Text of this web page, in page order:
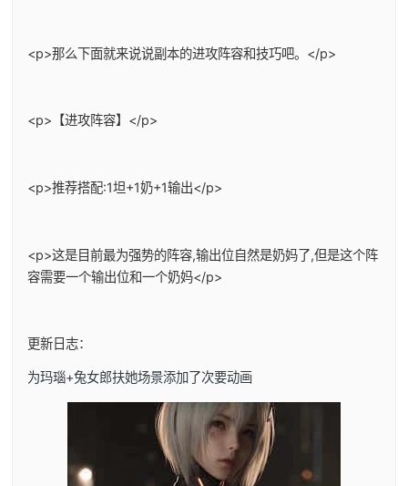
<p>那么下面就来说说副本的进攻阵容和技巧吧。</p>
<p>【进攻阵容】</p>
<p>推荐搭配:1坦+1奶+1输出</p>
<p>这是目前最为强势的阵容,输出位自然是奶妈了,但是这个阵
容需要一个输出位和一个奶妈</p>
更新日志：
为玛瑙+兔女郎扶她场景添加了次要动画